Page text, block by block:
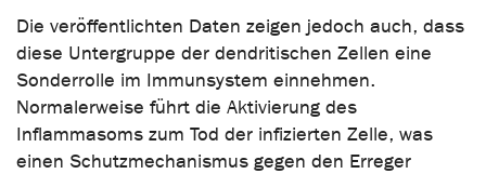
Die veröffentlichten Daten zeigen jedoch auch, dass
diese Untergruppe der dendritischen Zellen eine
Sonderrolle im Immunsystem einnehmen.
Normalerweise führt die Aktivierung des
Inflammasoms zum Tod der infizierten Zelle, was
einen Schutzmechanismus gegen den Erreger